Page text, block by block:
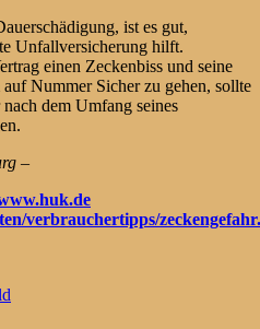
ist es gut,
Unfallversicherung hilft.
einen Zeckenbiss und seine
Nummer Sicher zu gehen, sollte
dem Umfang seines
–
verbrauchertipps/